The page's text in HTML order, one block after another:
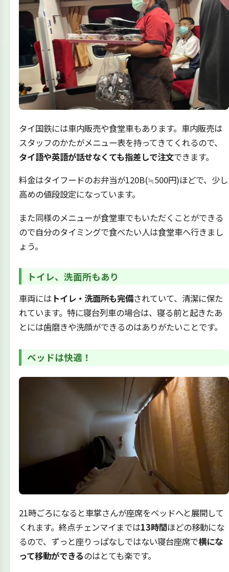
タイ国鉄には車内販売や食堂車もあります。車内販売は
スタッフのかたがメニュー表を持ってきてくれるので、
タイ語や英語が話せなくても指差しで注文できます。
料金はタイフードのお弁当が120B(≒500円)ほどで、少し
高めの値段設定になっています。
また同様のメニューが食堂車でもいただくことができる
ので自分のタイミングで食べたい人は食堂車へ行きまし
ょう。
トイレ、洗面所もあり
車両にはトイレ・洗面所も完備されていて、清潔に保た
れています。特に寝台列車の場合は、寝る前と起きたあ
とには歯磨きや洗顔ができるのはありがたいことです。
ベッドは快適！
21時ごろになると車掌さんが座席をベッドへと展開して
くれます。終点チェンマイまでは13時間ほどの移動にな
るので、ずっと座りっぱなしではない寝台座席で横にな
って移動ができるのはとても楽です。